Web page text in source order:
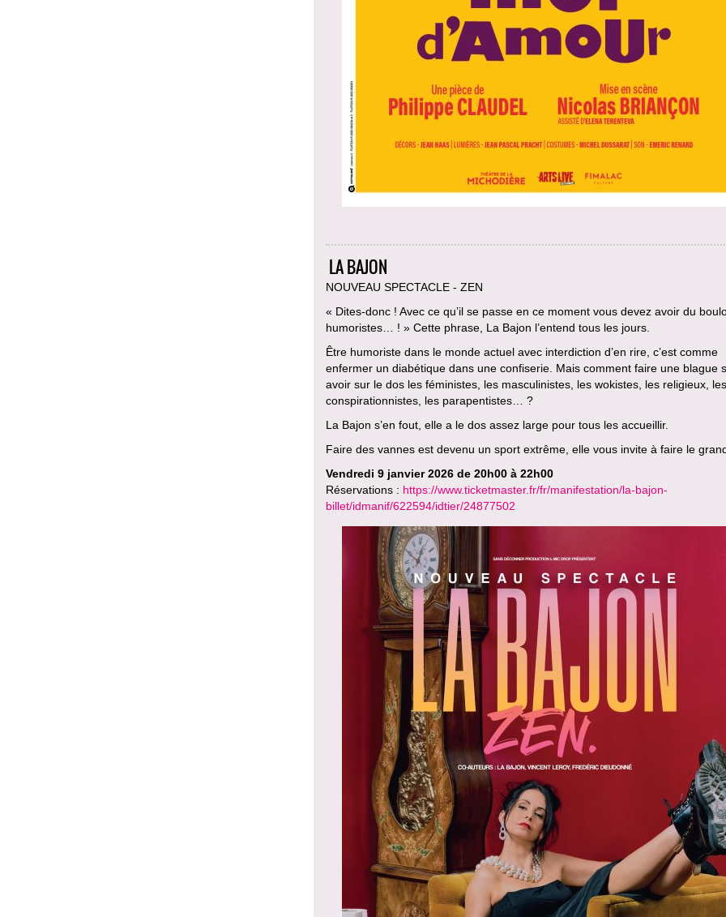
LA BAJON
NOUVEAU SPECTACLE - ZEN
« Dites-donc ! Avec ce qu’il se passe en ce moment vous devez avoir du
humoristes… ! » Cette phrase, La Bajon l’entend tous les jours.
Être humoriste dans le monde actuel avec interdiction d’en rire, c’est comme
enfermer un diabétique dans une confiserie. Mais comment faire une blague
avoir sur le dos les féministes, les masculinistes, les wokistes, les religieux, les
conspirationnistes, les parapentistes… ?
La Bajon s’en fout, elle a le dos assez large pour tous les accueillir.
Faire des vannes est devenu un sport extrême, elle vous invite à faire le
Vendredi 9 janvier 2026 de 20h00 à 22h00
Réservations : https://www.ticketmaster.fr/fr/manifestation/la-bajon-
billet/idmanif/622594/idtier/24877502